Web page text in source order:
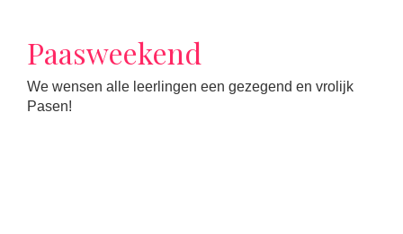
Paasweekend
We wensen alle leerlingen een gezegend en vrolijk
Pasen!